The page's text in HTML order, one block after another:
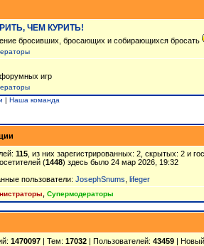
ЧЕМ КУРИТЬ!
бросивших, бросающих и собирающихся бросать
игр
| Наша команда
115 , из них зарегистрированных: 2, скрытых: 2 и
(1448) здесь было 24 мар 2026, 19:32
пользователи: JosephSnums lifeger
Супермодераторы
1470097 | Тем: 17032 | Пользователей: 43459 |